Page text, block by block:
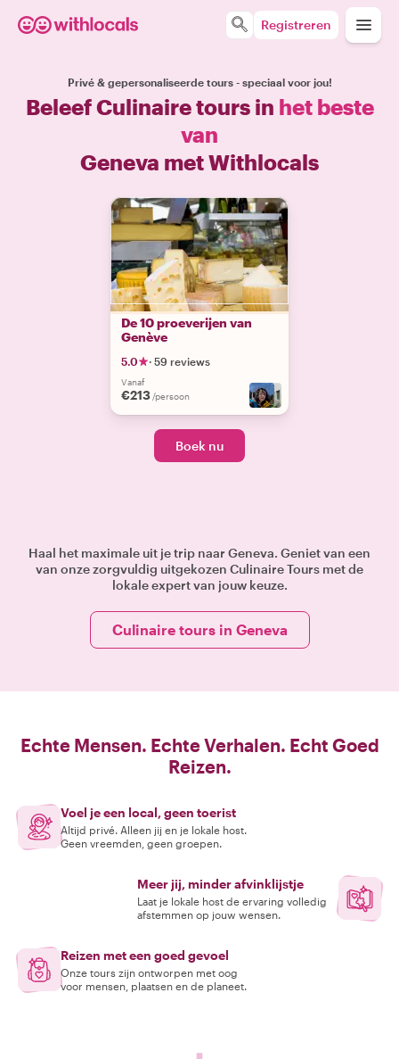
Registreren
Privé & gepersonaliseerde tours - speciaal voor jou!
Beleef Culinaire tours in het beste
van
Geneva met Withlocals
De 10 proeverijen van
Genève
5.0 · 59 reviews
Vanaf
€213 /persoon
Boek nu
Haal het maximale uit je trip naar Geneva. Geniet van een
van onze zorgvuldig uitgekozen Culinaire Tours met de
lokale expert van jouw keuze.
Culinaire tours in Geneva
Echte Mensen. Echte Verhalen. Echt Goed
Reizen.
Voel je een local, geen toerist
Altijd privé. Alleen jij en je lokale host.
Geen vreemden, geen groepen.
Meer jij, minder afvinklijstje
Laat je lokale host de ervaring volledig
afstemmen op jouw wensen.
Reizen met een goed gevoel
Onze tours zijn ontworpen met oog
voor mensen, plaatsen en de planeet.